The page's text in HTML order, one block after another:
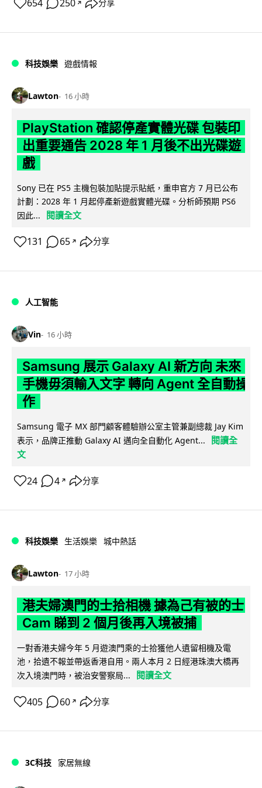
654 250 ↗ 分享
科技娛樂 遊戲情報
Lawton 16 小時
PlayStation 確認停產實體光碟 包裝印
出重要通告 2028 年 1 月後不出光碟遊
戲
Sony 已在 PS5 主機包裝加貼提示貼紙，重申官方 7 月已公布
計劃：2028 年 1 月起停產新遊戲實體光碟。分析師預期 PS6
因此...
閱讀全文
131 65 ↗ 分享
人工智能
Vin 16 小時
Samsung 展示 Galaxy AI 新方向 未來
手機毋須輸入文字 轉向 Agent 全自動操
作
Samsung 電子 MX 部門顧客體驗辦公室主管兼副總裁 Jay Kim
表示，品牌正推動 Galaxy AI 邁向全自動化 Agent...
閱讀全
文
24 4 ↗ 分享
科技娛樂 生活娛樂 城中熱話
Lawton 17 小時
港夫婦澳門的士拾相機 據為己有被的士
Cam 睇到 2 個月後再入境被捕
一對香港夫婦今年 5 月遊澳門乘的士拾獲他人遺留相機及電
池，拾遺不報並帶返香港自用。兩人本月 2 日經港珠澳大橋再
次入境澳門時，被治安警察局...
閱讀全文
405 60 ↗ 分享
3C科技 家居無線